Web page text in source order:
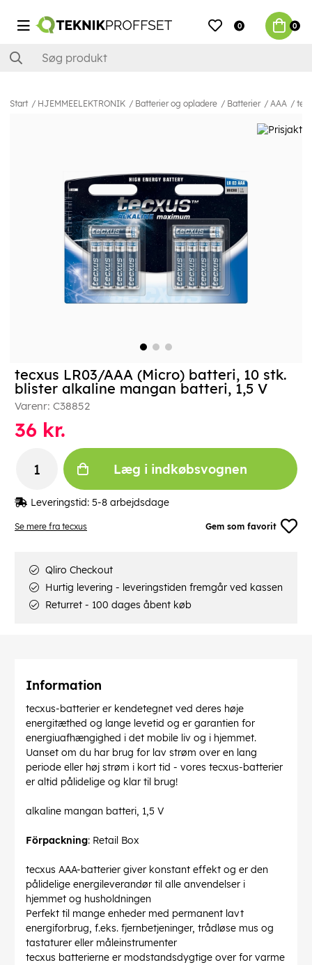
0 0
Start HJEMMEELEKTRONIK Batterier og opladere Batterier AAA
Se mere fra tecxus Gem som favorit
tecxus LR03/AAA (Micro) batteri, 10 stk.
blister alkaline mangan batteri, 1,5 V
Varenr: C38852
36 kr.
Læg i indkøbsvognen
Leveringstid: 5-8 arbejdsdage
Qliro Checkout
Hurtig levering - leveringstiden fremgår ved kassen
Returret - 100 dages åbent køb
Information
tecxus-batterier er kendetegnet ved deres høje
energitæthed og lange levetid og er garantien for
energiuafhængighed i det mobile liv og i hjemmet.
Uanset om du har brug for lav strøm over en lang
periode eller høj strøm i kort tid - vores tecxus-batterier
er altid pålidelige og klar til brug!
alkaline mangan batteri, 1,5 V
Förpackning: Retail Box
tecxus AAA-batterier giver konstant effekt og er den
pålidelige energileverandør til alle anvendelser i
hjemmet og husholdningen
Perfekt til mange enheder med permanent lavt
energiforbrug, f.eks. fjernbetjeninger, trådløse mus og
tastaturer eller måleinstrumenter
tecxus batterierne er modstandsdygtige over for varme